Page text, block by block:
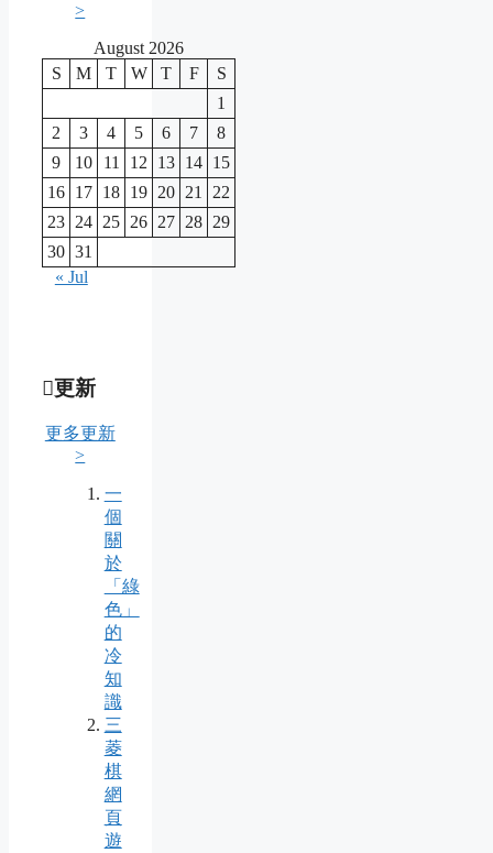
>
August 2026
S
M T W T F
S
1
2
3 4 5 6 7
8
9
10 11 12 13 14 15
16 17 18 19 20 21
22
23 24 25 26 27 28 29
30 31
« Jul
更新
更多更新
>
一
個
關
於
「綠
色」
的
冷
知
識
三
菱
棋
網
頁
遊